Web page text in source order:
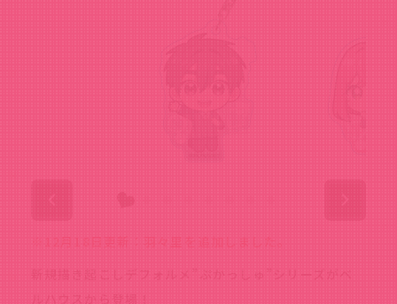
新規描き起こしデフォルメ”ぷかっしゅ”シリーズがベ
ルハウスから登場！